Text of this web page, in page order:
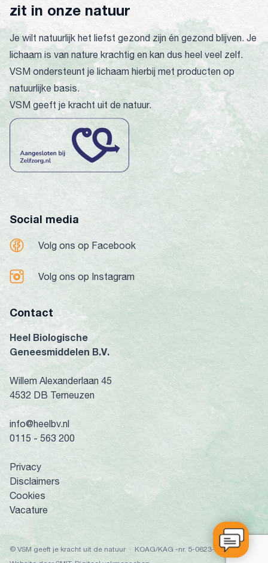
zit in onze natuur
Je wilt natuurlijk het liefst gezond zijn én gezond blijven. Je
lichaam is van nature krachtig en kan dus heel veel zelf.
VSM ondersteunt je lichaam hierbij met producten op
natuurlijke basis.
VSM geeft je kracht uit de natuur.
Social media
Volg ons op Facebook
Volg ons op Instagram
Contact
Heel Biologische
Geneesmiddelen B.V.
Willem Alexanderlaan 45
4532 DB Terneuzen
info@heelbv.nl
0115 - 563 200
Privacy
Disclaimers
Cookies
Vacature
© VSM geeft je kracht uit de natuur · KOAG/KAG -nr. 5-0623-671